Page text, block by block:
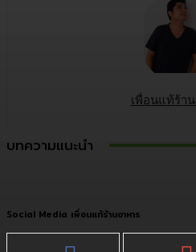
เพื่อนแท้ร้า
บทความแนะนำ
Social Media เพื่อนแท้ร้านอาหาร